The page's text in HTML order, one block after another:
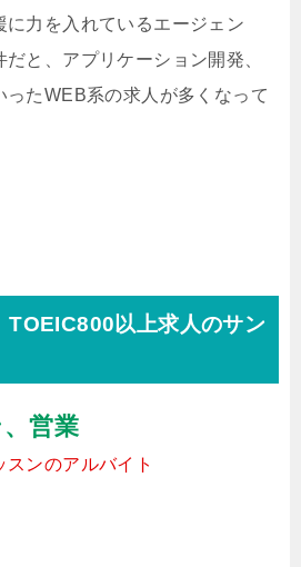
に力を入れているエージェン
だと、アプリケーション開発、
ったWEB系の求人が多くなって
TOEIC800以上求人のサン
営業
ンのアルバイト